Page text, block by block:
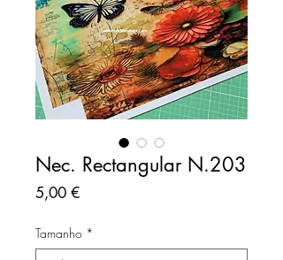
Nec. Rectangular N.203
5,00 €Preço
Tamanho *